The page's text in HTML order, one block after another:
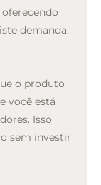
demanda.
o produto
você está
Isso
sem investir